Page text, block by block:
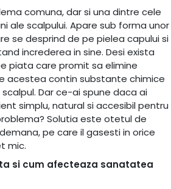
comuna, dar si una dintre cele
ale scalpului. Apare sub forma unor
se desprind de pe pielea capului si
increderea in sine. Desi exista
piata care promit sa elimine
acestea contin substante chimice
Dar ce-ai spune daca ai
simplu, natural si accesibil pentru
Solutia este otetul de
pe care il gasesti in orice
mic.
si cum afecteaza sanatatea